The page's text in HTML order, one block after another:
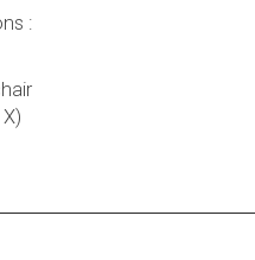
: